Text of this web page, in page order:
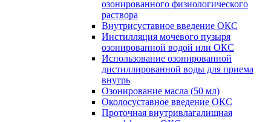
озонированного физиологического
раствора
Внутрисуставное введение ОКС
Инстилляция мочевого пузыря
озонированной водой или ОКС
Использование озонированной
дистиллированной воды для приема
внутрь
Озонирование масла (50 мл)
Околосуставное введение ОКС
Проточная внутривлагалищная